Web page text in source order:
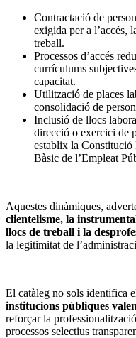
Contractació de
exigida per a l’accés,
treball.
Processos d’accés
currículums
capacitat.
Utilització de places
consolidació de
Inclusió de llocs
direcció o exercici de
establix la Constitució
Bàsic de l’Empleat
Aquestes dinàmiques,
clientelisme, la
llocs de treball i la
la legitimitat de
El catàleg no sols identifica
institucions públiques
reforçar la
processos selectius